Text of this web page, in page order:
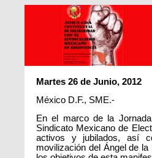
Martes 26 de Junio, 2012
México D.F., SME.-
En el marco de la
Sindicato Mexicano de
activos y jubilados, así
movilización del Ángel de